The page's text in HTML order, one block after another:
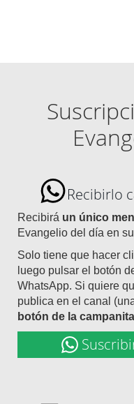
Recibirlo
Recibirá un único
Evangelio del día en
Solo tiene que hacer
luego pulsar el botón
WhatsApp. Si quiere
publica en el canal
botón de la campanita